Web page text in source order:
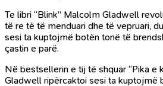
Te libri “Blink” Malcolm Gladwell
të re të të menduari dhe të vepruari,
sesi ta kuptojmë botën tonë të
çastin e parë.
Në bestsellerin e tij të shquar “Pika e
Gladwell ripërcaktoi sesi ta kuptojmë